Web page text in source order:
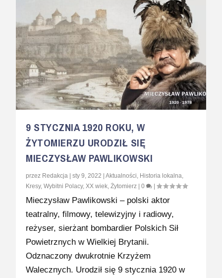
9 STYCZNIA 1920 ROKU, W
ŻYTOMIERZU URODZIŁ SIĘ
MIECZYSŁAW PAWLIKOWSKI
przez Redakcja |sty 9, 2022 |Aktualności Historia lokalna
Kresy,Wybitni Polacy, XX wiek ,Żytomierz |0 |
Mieczysław Pawlikowski – polski aktor
teatralny, filmowy, telewizyjny i radiowy,
reżyser, sierżant bombardier Polskich Sił
Powietrznych w Wielkiej Brytanii.
Odznaczony dwukrotnie Krzyżem
Walecznych. Urodził się 9 stycznia 1920 w